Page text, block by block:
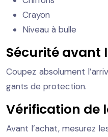
Crayon
Niveau à bulle
Sécurité avant
Coupez absolument
gants de protection.
Vérification de
Avant l’achat, mesurez